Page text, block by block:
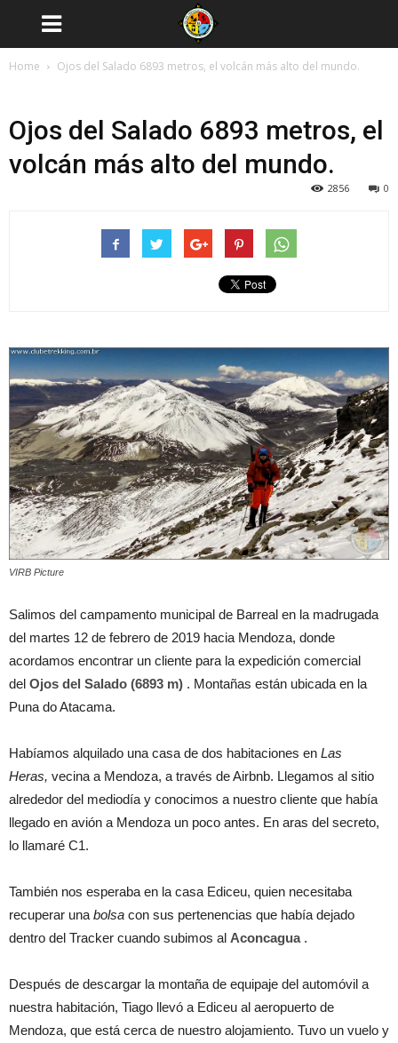
Home Ojos del Salado 6893 metros, el volcán más alto del mundo.
Ojos del Salado 6893 metros, el
volcán más alto del mundo.
0
2856
VIRB Picture
Salimos del campamento municipal de Barreal en la madrugada
del martes 12 de febrero de 2019 hacia Mendoza, donde
acordamos encontrar un cliente para la expedición comercial
del Ojos del Salado (6893 m) . Montañas están ubicada en la
Puna do Atacama.
Habíamos alquilado una casa de dos habitaciones en Las
Heras, vecina a Mendoza, a través de Airbnb. Llegamos al sitio
alrededor del mediodía y conocimos a nuestro cliente que había
llegado en avión a Mendoza un poco antes. En aras del secreto,
lo llamaré C1.
También nos esperaba en la casa Ediceu, quien necesitaba
recuperar una bolsa con sus pertenencias que había dejado
dentro del Tracker cuando subimos al Aconcagua.
Después de descargar la montaña de equipaje del automóvil a
nuestra habitación, Tiago llevó a Ediceu al aeropuerto de
Mendoza, que está cerca de nuestro alojamiento. Tuvo un vuelo y